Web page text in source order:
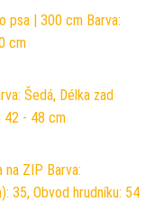
psa | 300 cm Barva:
cm
Šedá, Délka zad
42 - 48 cm
ZIP Barva:
35, Obvod hrudníku: 54